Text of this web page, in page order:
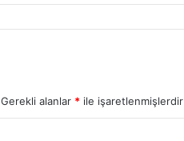
Gerekli alanlar * ile işaretlenmişlerdir